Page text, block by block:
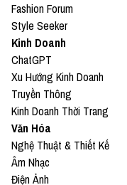
Fashion Forum
Style Seeker
Kinh Doanh
ChatGPT
Xu Hướng Kinh Doanh
Truyền Thông
Kinh Doanh Thời Trang
Văn Hóa
Nghệ Thuật & Thiết Kế
Âm Nhạc
Điện Ảnh